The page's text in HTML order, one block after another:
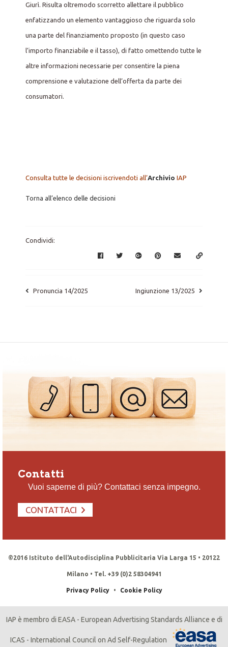
Giurì. Risulta oltremodo scorretto allettare il pubblico
enfatizzando un elemento vantaggioso che riguarda solo
una parte del finanziamento proposto (in questo caso
l’importo finanziabile e il tasso), di fatto omettendo tutte le
altre informazioni necessarie per consentire la piena
comprensione e valutazione dell’offerta da parte dei
consumatori.
Consulta tutte le decisioni iscrivendoti all’Archivio IAP
Torna all’elenco delle decisioni
Condividi:
Pronuncia 14/2025 Ingiunzione 13/2025
Contatti
Vuoi saperne di più? Contattaci senza impegno.
CONTATTACI
©2016 Istituto dell'Autodisciplina Pubblicitaria Via Larga 15 • 20122
Milano • Tel. +39 (0)2 58304941
Privacy Policy • Cookie Policy
IAP è membro di EASA - European Advertising Standards Alliance e di
ICAS - International Council on Ad Self-Regulation